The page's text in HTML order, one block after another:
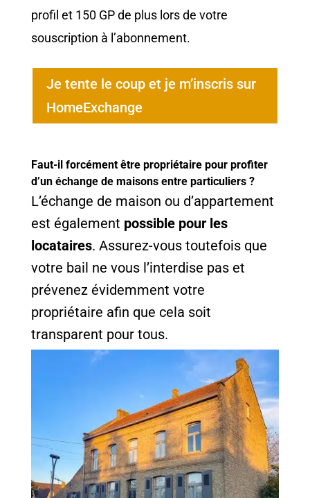
profil et 150 GP de plus lors de votre
souscription à l’abonnement.
Je tente le coup et je m’inscris sur
HomeExchange
Faut-il forcément être propriétaire pour profiter
d’un échange de maisons entre particuliers ?
L’échange de maison ou d’appartement
est également possible pour les
locataires. Assurez-vous toutefois que
votre bail ne vous l’interdise pas et
prévenez évidemment votre
propriétaire afin que cela soit
transparent pour tous.